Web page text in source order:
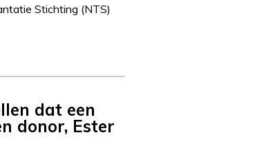
Stichting (NTS)
dat een
donor, Ester